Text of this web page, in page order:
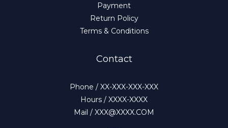
Payment
Return Policy
Terms & Conditions
Contact
Phone / XX-XXX-XXX-XXX
Hours / XXXX-XXXX
Mail / XXX@XXXX.COM